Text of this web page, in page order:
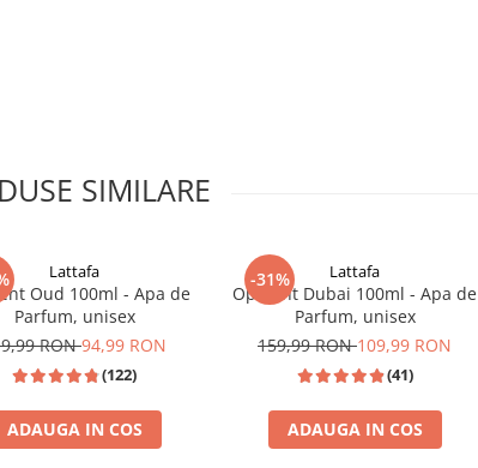
SIMILARE
Lattafa
Oud 100ml - Apa de
Parfum, unisex
RON94,99 RON
(122)
ADAUGA IN COS
-31% Lattafa
Opulent Dubai 100ml - Apa de
Parfum, unisex
159,99 RON109,99 RON
(41)
ADAUGA IN COS